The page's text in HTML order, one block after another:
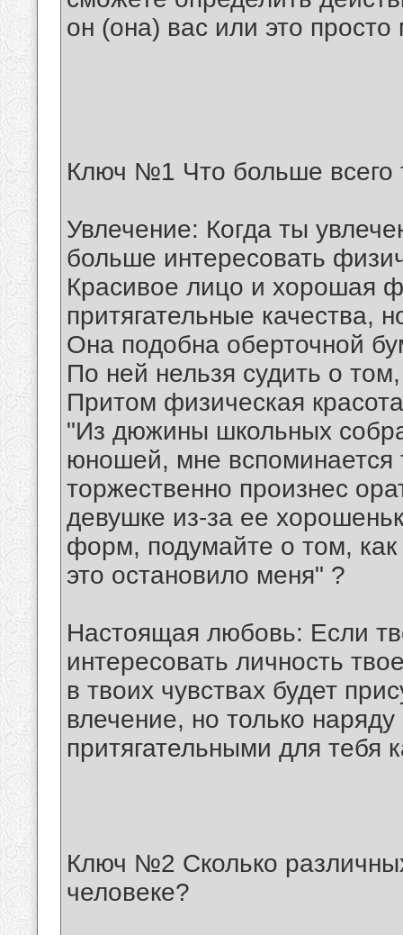
он (она) вас или это
Ключ №1 Что больше всего
Увлечение: Когда ты
больше интересовать
Красивое лицо и хорошая
притягательные качества,
Она подобна оберточной
По ней нельзя судить о
Притом физическая
"Из дюжины школьных
юношей, мне
торжественно произнес
девушке из-за ее
форм, подумайте о том, как
это остановило меня" ?
Настоящая любовь: Если
интересовать личность
в твоих чувствах будет
влечение, но только
притягательными для тебя
Ключ №2 Сколько
человеке?